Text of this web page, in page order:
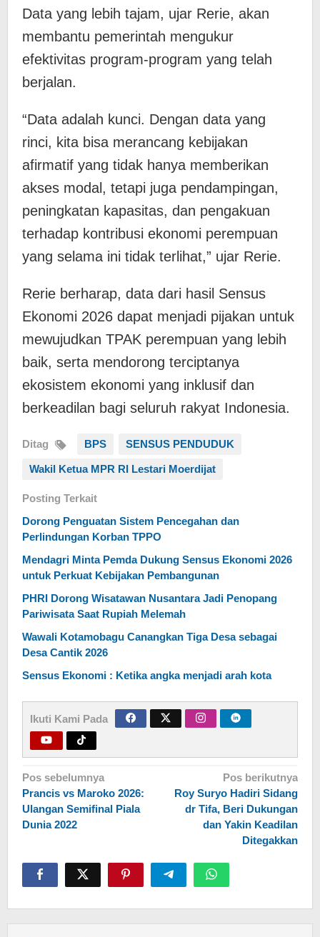
Data yang lebih tajam, ujar Rerie, akan
membantu pemerintah mengukur
efektivitas program-program yang telah
berjalan.
“Data adalah kunci. Dengan data yang
rinci, kita bisa merancang kebijakan
afirmatif yang tidak hanya memberikan
akses modal, tetapi juga pendampingan,
peningkatan kapasitas, dan pengakuan
terhadap kontribusi ekonomi perempuan
yang selama ini tidak terlihat,” ujar Rerie.
Rerie berharap, data dari hasil Sensus
Ekonomi 2026 dapat menjadi pijakan untuk
mewujudkan TPAK perempuan yang lebih
baik, serta mendorong terciptanya
ekosistem ekonomi yang inklusif dan
berkeadilan bagi seluruh rakyat Indonesia.
Ditag BPS SENSUS PENDUDUK
Wakil Ketua MPR RI Lestari Moerdijat
Posting Terkait
Dorong Penguatan Sistem Pencegahan dan
Perlindungan Korban TPPO
Mendagri Minta Pemda Dukung Sensus Ekonomi 2026
untuk Perkuat Kebijakan Pembangunan
PHRI Dorong Wisatawan Nusantara Jadi Penopang
Pariwisata Saat Rupiah Melemah
Wawali Kotamobagu Canangkan Tiga Desa sebagai
Desa Cantik 2026
Sensus Ekonomi : Ketika angka menjadi arah kota
Ikuti Kami Pada
Navigasi
pos
Pos sebelumnya
Prancis vs Maroko 2026:
Ulangan Semifinal Piala
Dunia 2022
Pos berikutnya
Roy Suryo Hadiri Sidang
dr Tifa, Beri Dukungan
dan Yakin Keadilan
Ditegakkan